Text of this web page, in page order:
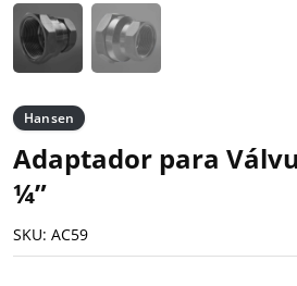
Hansen
Adaptador para
¼”
SKU: AC59